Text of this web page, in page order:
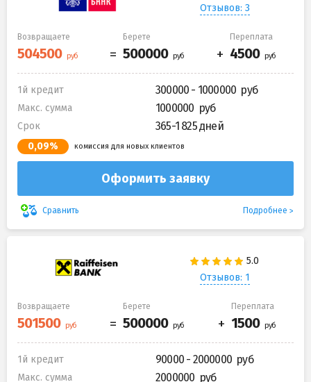
Отзывов: 3
Возвращаете Берете Переплата
1й кредит 300000 - 1000000
Макс. сумма 1000000
Срок 365-1 825 дней
0,09% комиссия для новых клиентов
Оформить заявку
Сравнить Подробнее
Отзывов: 1
Возвращаете Берете Переплата
1й кредит 90000 - 2000000
Макс. сумма 2000000